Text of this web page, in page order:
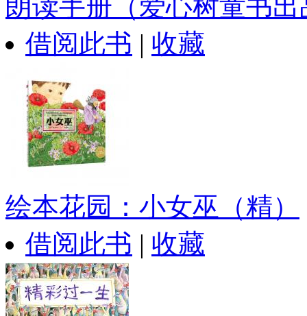
朗读手册（爱心树童书出
借阅此书 | 收藏
绘本花园：小女巫（精）
借阅此书 | 收藏